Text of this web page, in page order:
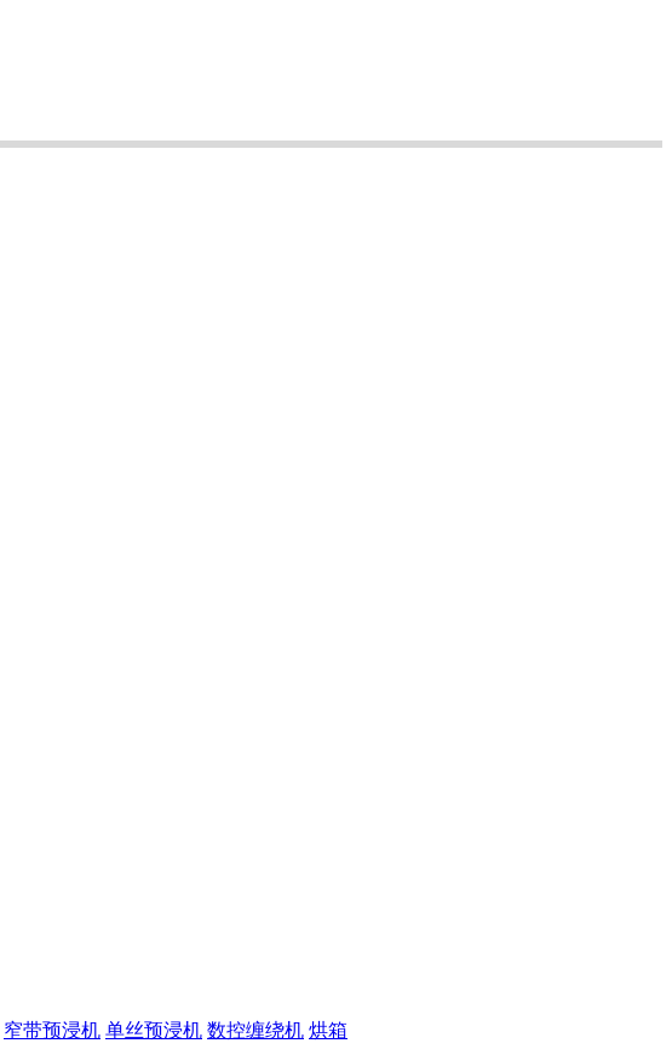
窄带预浸机 单丝预浸机 数控缠绕机 烘箱